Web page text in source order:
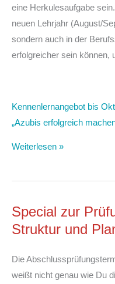
eine Herkulesaufgabe
neuen Lehrjahr (August/
sondern auch in der
erfolgreicher sein können,
Kennenlernangebot bis
„Azubis erfolgreich
Weiterlesen »
Special zur
Struktur und
Die
weißt nicht genau wie Du